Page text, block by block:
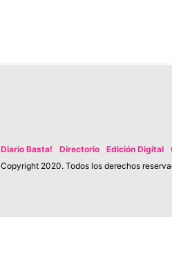
Diario Basta! Directorio Edición Digital
Copyright 2020. Todos los derechos